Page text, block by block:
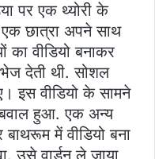
पर एक थ्योरी के
एक छात्रा अपने साथ
वीडियो बनाकर
देती थी. सोशल
इस वीडियो के सामने
हुआ. एक अन्य
बाथरूम में वीडियो बना
उसे वार्डन ले जाया